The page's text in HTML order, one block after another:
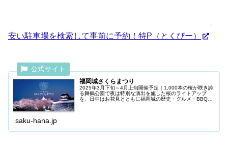
安い駐車場を検索して事前に予約！特P（とくぴー）
福岡城さくらまつり
2025年3月下旬～4月上旬開催予定｜1,000本の桜が咲き誇
る舞鶴公園で夜は特別な演出を施した桜のライトアップ
を、日中はお花見とともに福岡城の歴史・グルメ・BBQな
saku-hana.jp